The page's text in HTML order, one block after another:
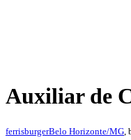
Auxiliar de
ferrisburgerBelo Horizonte/MG